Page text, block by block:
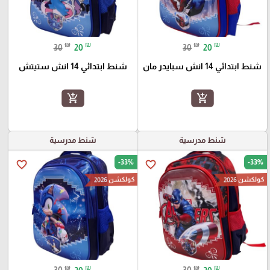
30 ₪ 20 ₪
شنط ابتدائي 14 انش سبايدر مان
add_shopping_cart
30 ₪ 20 ₪
شنط ابتدائي 14 انش ستيتش
add_shopping_cart
شنط مدرسية
favorite_border -33%
كولكشن 2026
₪ ₪
شنط مدرسية
favorite_border -33%
كولكشن 2026
₪ ₪